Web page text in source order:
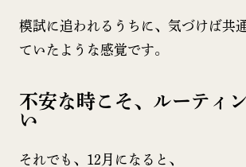
模試に追われるうちに、気づけば共
ていたような感覚です。
不安な時こそ、ルーティ
い
それでも、12月になると、